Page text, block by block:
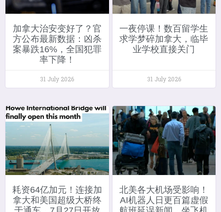
加拿大治安变好了？官
方公布最新数据：凶杀
案暴跌16%，全国犯罪
率下降！
31 July 2026
一夜停课！数百留学生
求学梦碎加拿大，临毕
业学校直接关门
31 July 2026
耗资64亿加元！连接加
拿大和美国超级大桥终
北美各大机场受影响！
AI机器人日更百篇虚假